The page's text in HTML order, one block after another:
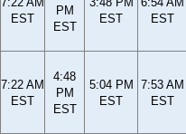
EST
PM
EST
EST
EST
7:22 AM
EST
4:48
PM
EST
5:04 PM
EST
7:53 AM
EST